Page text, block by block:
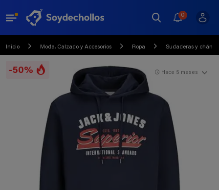
0
Inicio Moda, Calzado y Accesorios Ropa Sudaderas y
-50% Hace 5 meses